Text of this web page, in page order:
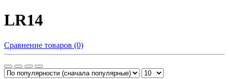
LR14
Сравнение товаров (0)